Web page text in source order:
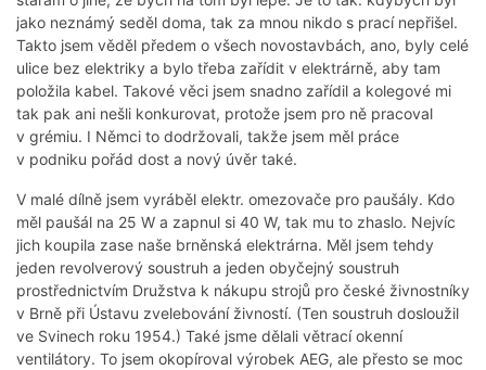
jako neznámý seděl doma, tak za mnou nikdo s prací nepřišel.
Takto jsem věděl předem o všech novostavbách, ano, byly celé
ulice bez elektriky a bylo třeba zařídit v elektrárně, aby tam
položila kabel. Takové věci jsem snadno zařídil a kolegové mi
tak pak ani nešli konkurovat, protože jsem pro ně pracoval
v grémiu. I Němci to dodržovali, takže jsem měl práce
v podniku pořád dost a nový úvěr také.
V malé dílně jsem vyráběl elektr. omezovače pro paušály. Kdo
měl paušál na 25 W a zapnul si 40 W, tak mu to zhaslo. Nejvíc
jich koupila zase naše brněnská elektrárna. Měl jsem tehdy
jeden revolverový soustruh a jeden obyčejný soustruh
prostřednictvím Družstva k nákupu strojů pro české živnostníky
v Brně při Ústavu zvelebování živností. (Ten soustruh dosloužil
ve Svinech roku 1954.) Také jsme dělali větrací okenní
ventilátory. To jsem okopíroval výrobek AEG, ale přesto se moc